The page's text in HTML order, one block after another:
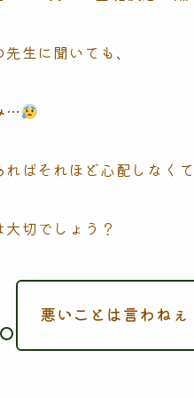
生に聞いても、
…
ばそれほど心配しなくて
切でしょう？
悪いことは言わねぇ